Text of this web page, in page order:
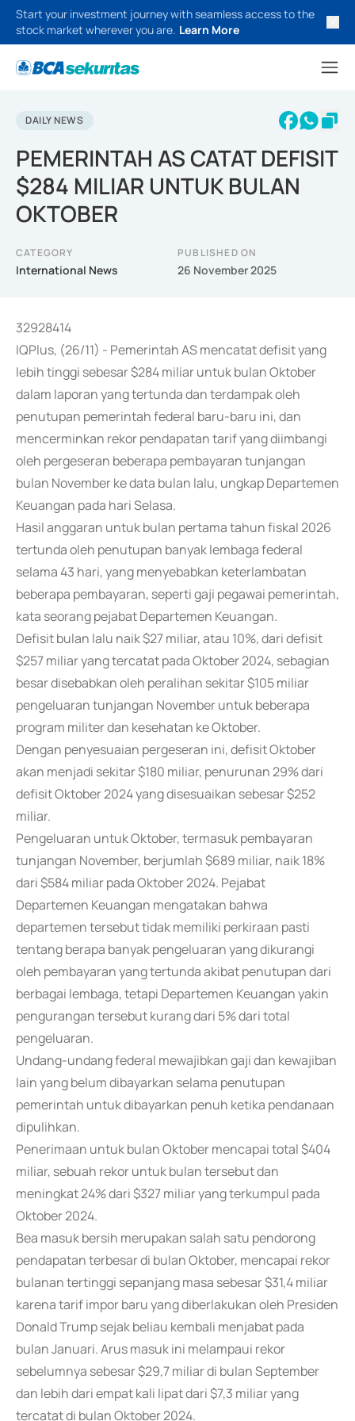
Start your investment journey with seamless access to the
stock market wherever you are. Learn More
DAILY NEWS
PEMERINTAH AS CATAT DEFISIT
$284 MILIAR UNTUK BULAN
OKTOBER
CATEGORY
International News
PUBLISHED ON
26 November 2025
32928414
IQPlus, (26/11) - Pemerintah AS mencatat defisit yang
lebih tinggi sebesar $284 miliar untuk bulan Oktober
dalam laporan yang tertunda dan terdampak oleh
penutupan pemerintah federal baru-baru ini, dan
mencerminkan rekor pendapatan tarif yang diimbangi
oleh pergeseran beberapa pembayaran tunjangan
bulan November ke data bulan lalu, ungkap Departemen
Keuangan pada hari Selasa.
Hasil anggaran untuk bulan pertama tahun fiskal 2026
tertunda oleh penutupan banyak lembaga federal
selama 43 hari, yang menyebabkan keterlambatan
beberapa pembayaran, seperti gaji pegawai pemerintah,
kata seorang pejabat Departemen Keuangan.
Defisit bulan lalu naik $27 miliar, atau 10%, dari defisit
$257 miliar yang tercatat pada Oktober 2024, sebagian
besar disebabkan oleh peralihan sekitar $105 miliar
pengeluaran tunjangan November untuk beberapa
program militer dan kesehatan ke Oktober.
Dengan penyesuaian pergeseran ini, defisit Oktober
akan menjadi sekitar $180 miliar, penurunan 29% dari
defisit Oktober 2024 yang disesuaikan sebesar $252
miliar.
Pengeluaran untuk Oktober, termasuk pembayaran
tunjangan November, berjumlah $689 miliar, naik 18%
dari $584 miliar pada Oktober 2024. Pejabat
Departemen Keuangan mengatakan bahwa
departemen tersebut tidak memiliki perkiraan pasti
tentang berapa banyak pengeluaran yang dikurangi
oleh pembayaran yang tertunda akibat penutupan dari
berbagai lembaga, tetapi Departemen Keuangan yakin
pengurangan tersebut kurang dari 5% dari total
pengeluaran.
Undang-undang federal mewajibkan gaji dan kewajiban
lain yang belum dibayarkan selama penutupan
pemerintah untuk dibayarkan penuh ketika pendanaan
dipulihkan.
Penerimaan untuk bulan Oktober mencapai total $404
miliar, sebuah rekor untuk bulan tersebut dan
meningkat 24% dari $327 miliar yang terkumpul pada
Oktober 2024.
Bea masuk bersih merupakan salah satu pendorong
pendapatan terbesar di bulan Oktober, mencapai rekor
bulanan tertinggi sepanjang masa sebesar $31,4 miliar
karena tarif impor baru yang diberlakukan oleh Presiden
Donald Trump sejak beliau kembali menjabat pada
bulan Januari. Arus masuk ini melampaui rekor
sebelumnya sebesar $29,7 miliar di bulan September
dan lebih dari empat kali lipat dari $7,3 miliar yang
tercatat di bulan Oktober 2024.